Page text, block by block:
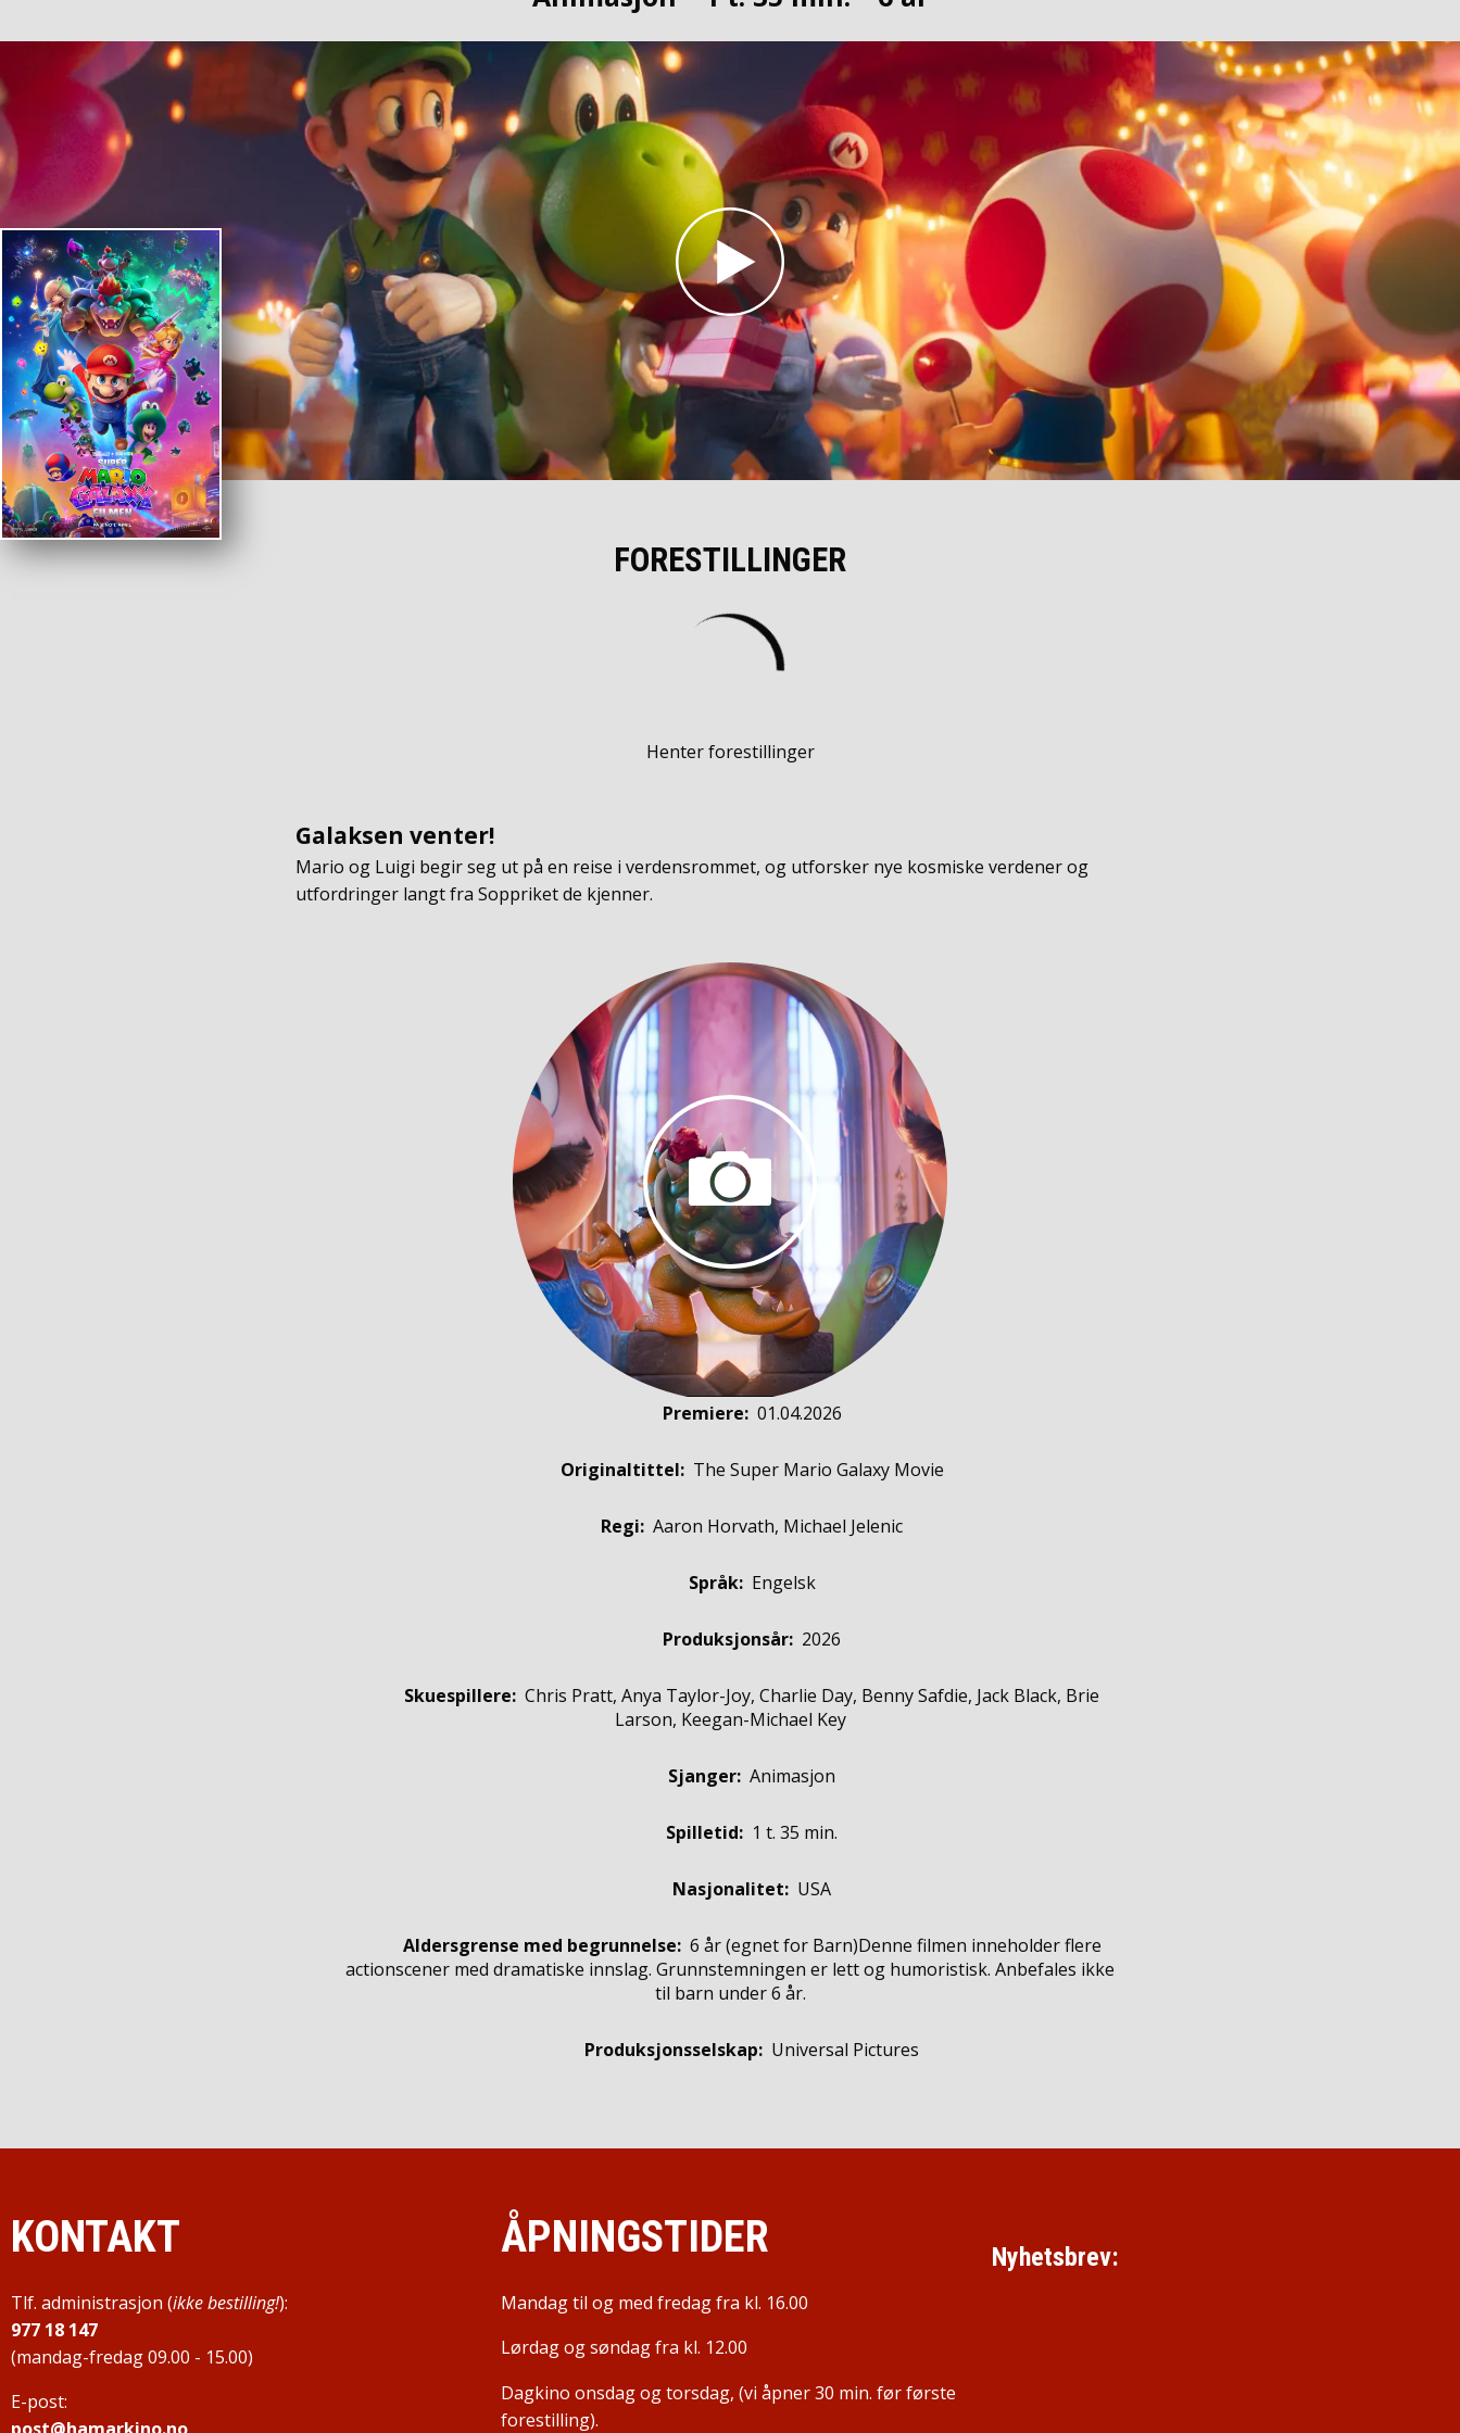
FORESTILLINGER
Henter forestillinger
Galaksen venter!
Mario og Luigi begir seg ut på en reise i verdensrommet, og utforsker nye kosmiske verdener og
utfordringer langt fra Soppriket de kjenner.
Premiere: 01.04.2026
Originaltittel: The Super Mario Galaxy Movie
Regi: Aaron Horvath, Michael Jelenic
Språk: Engelsk
Produksjonsår: 2026
Skuespillere: Chris Pratt, Anya Taylor-Joy, Charlie Day, Benny Safdie, Jack Black, Brie
Larson, Keegan-Michael Key
Sjanger: Animasjon
Spilletid: 1 t. 35 min.
Nasjonalitet: USA
Aldersgrense med begrunnelse: 6 år (egnet for Barn)Denne filmen inneholder flere
actionscener med dramatiske innslag. Grunnstemningen er lett og humoristisk. Anbefales ikke
til barn under 6 år.
Produksjonsselskap: Universal Pictures
KONTAKT
Tlf. administrasjon (ikke bestilling!):
977 18 147
(mandag-fredag 09.00 - 15.00)
E-post:
ÅPNINGSTIDER
Mandag til og med fredag fra kl. 16.00
Lørdag og søndag fra kl. 12.00
Dagkino onsdag og torsdag, (vi åpner 30 min. før første
forestilling).
Nyhetsbrev: